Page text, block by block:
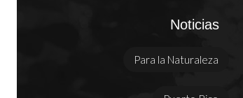
Noticias
Para la Naturaleza